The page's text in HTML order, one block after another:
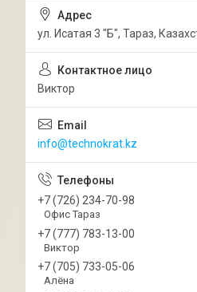
ул. Исатая 3 "Б", Тараз,
Виктор
info@technokrat.kz
+7 (726) 234-70-98
Офис Тараз
+7 (777) 783-13-00
Виктор
+7 (705) 733-05-06
Алёна